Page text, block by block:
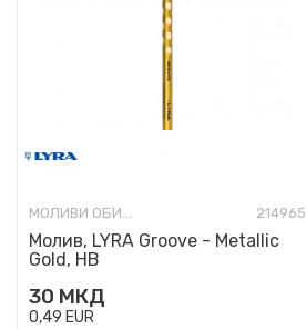
МОЛИВИ ОБИЧНИ 214965
Молив, LYRA Groove - Metallic
Gold, HB
30 МКД
0,49 EUR